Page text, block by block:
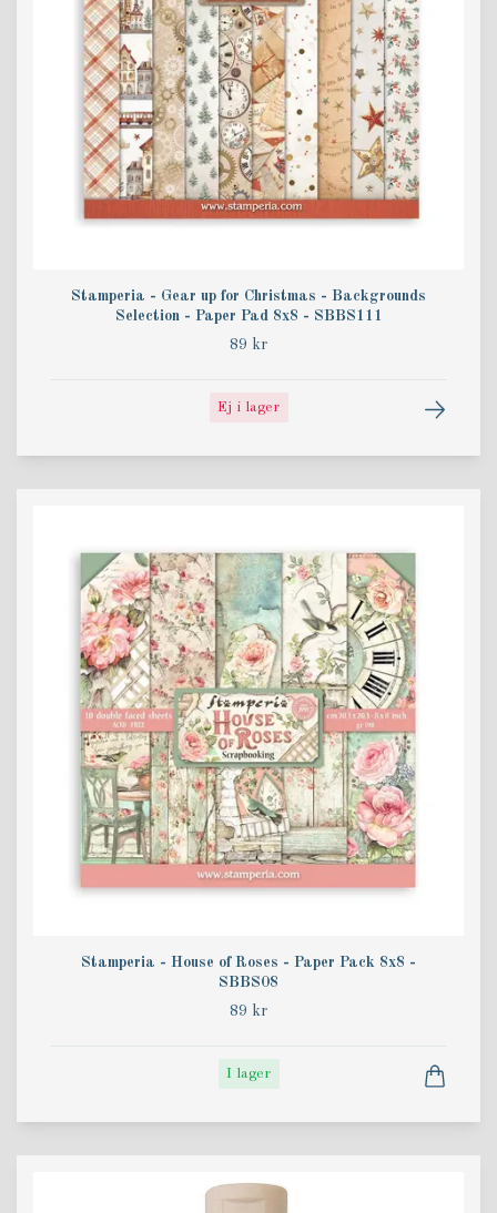
Stamperia - Gear up for Christmas - Backgrounds
Selection - Paper Pad 8x8 - SBBS111
89 kr
Ej i lager
Stamperia - House of Roses - Paper Pack 8x8 -
SBBS08
89 kr
I lager